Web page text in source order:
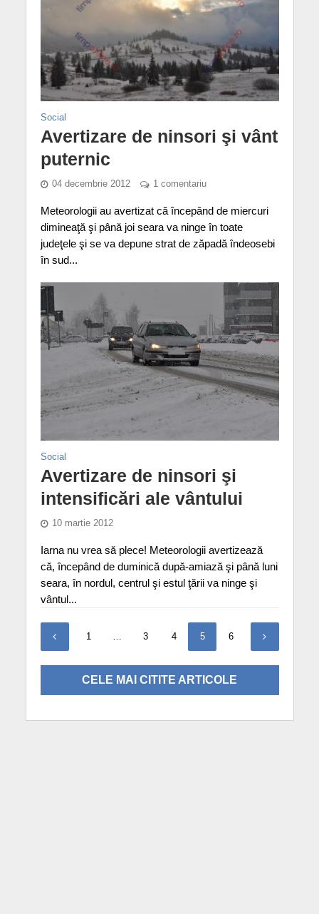
Social
Avertizare de ninsori şi vânt
puternic
04 decembrie 2012 1 comentariu
Meteorologii au avertizat că începând de miercuri
dimineaţă şi până joi seara va ninge în toate
judeţele şi se va depune strat de zăpadă îndeosebi
în sud...
Social
Avertizare de ninsori şi
intensificări ale vântului
10 martie 2012
Iarna nu vrea să plece! Meteorologii avertizează
că, începând de duminică după-amiază şi până luni
seara, în nordul, centrul şi estul ţării va ninge şi
vântul...
1 … 3 4 5 6
CELE MAI CITITE ARTICOLE